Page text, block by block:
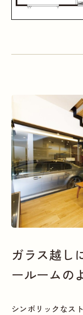
ガラス越し
ールームの
シンボリックなス